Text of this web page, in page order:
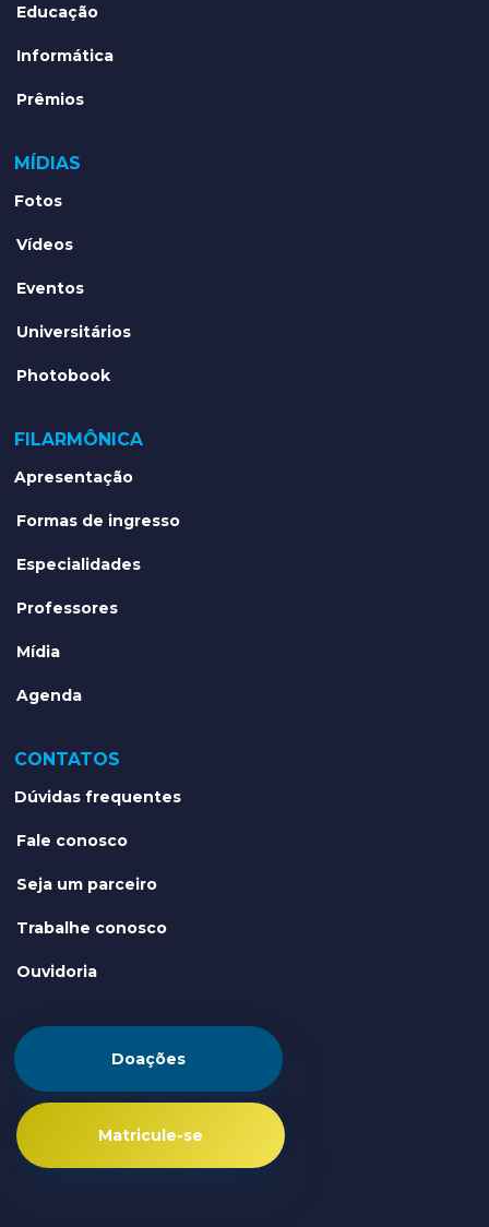
Educação
Informática
Prêmios
MÍDIAS
Fotos
Vídeos
Eventos
Universitários
Photobook
FILARMÔNICA
Apresentação
Formas de ingresso
Especialidades
Professores
Mídia
Agenda
CONTATOS
Dúvidas frequentes
Fale conosco
Seja um parceiro
Trabalhe conosco
Ouvidoria
Doações
Matricule-se